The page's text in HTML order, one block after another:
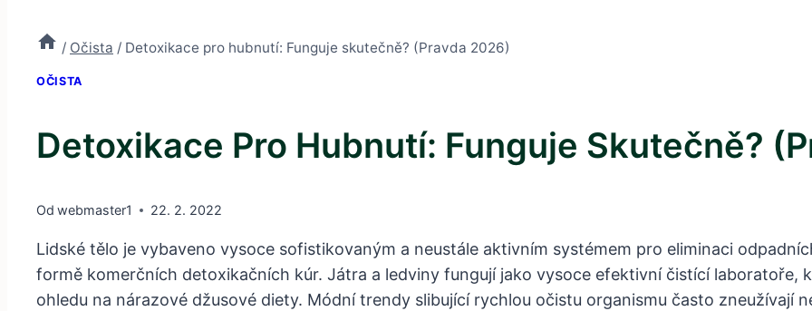
/ Očista / Detoxikace pro hubnutí: Funguje skutečně? (Pravda 2026)
OČISTA
Detoxikace Pro Hubnutí: Funguje Skutečně?
Od webmaster1 22. 2. 2022
Lidské tělo je vybaveno vysoce sofistikovaným a neustále aktivním systémem pro eliminaci
formě komerčních detoxikačních kúr. Játra a ledviny fungují jako vysoce efektivní čistící laboratoře,
ohledu na nárazové džusové diety. Módní trendy slibující rychlou očistu organismu často zneužívají